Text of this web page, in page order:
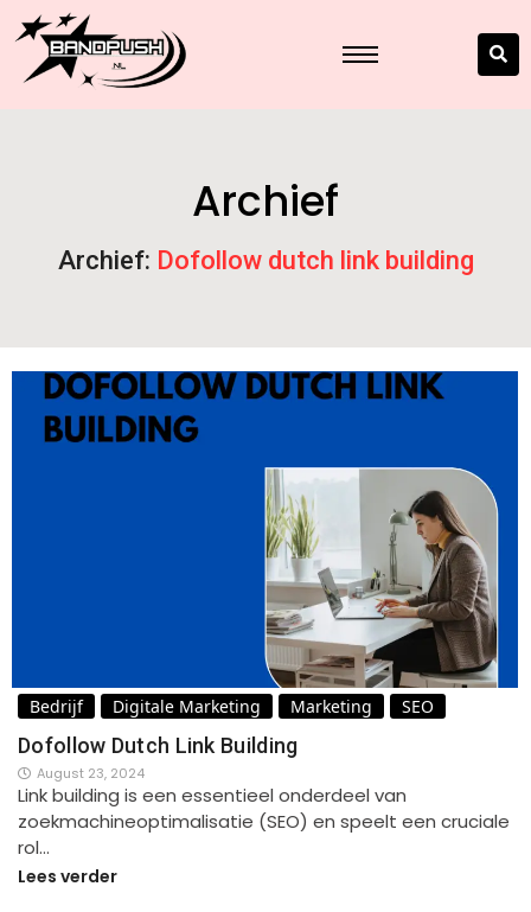
Archief
Archief: Dofollow dutch link building
Bedrijf Digitale Marketing Marketing SEO
Dofollow Dutch Link Building
August 23, 2024
Link building is een essentieel onderdeel van
zoekmachineoptimalisatie (SEO) en speelt een cruciale
rol…
Lees verder